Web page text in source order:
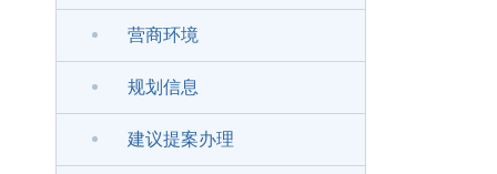
营商环境
规划信息
建议提案办理